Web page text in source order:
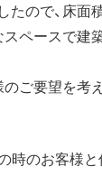
ので、床面
ペースで建
ご要望を考
時のお客様